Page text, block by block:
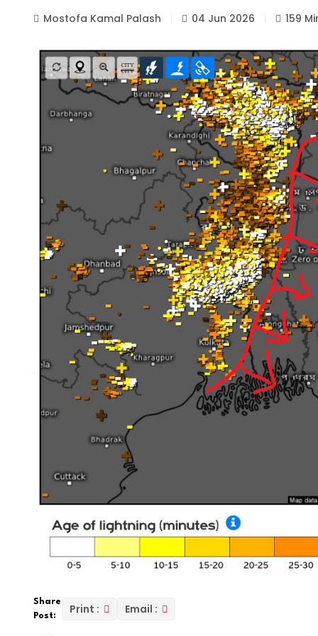
Mostofa Kamal Palash 04 Jun 2026 159
Share
Post:
Print : Email :